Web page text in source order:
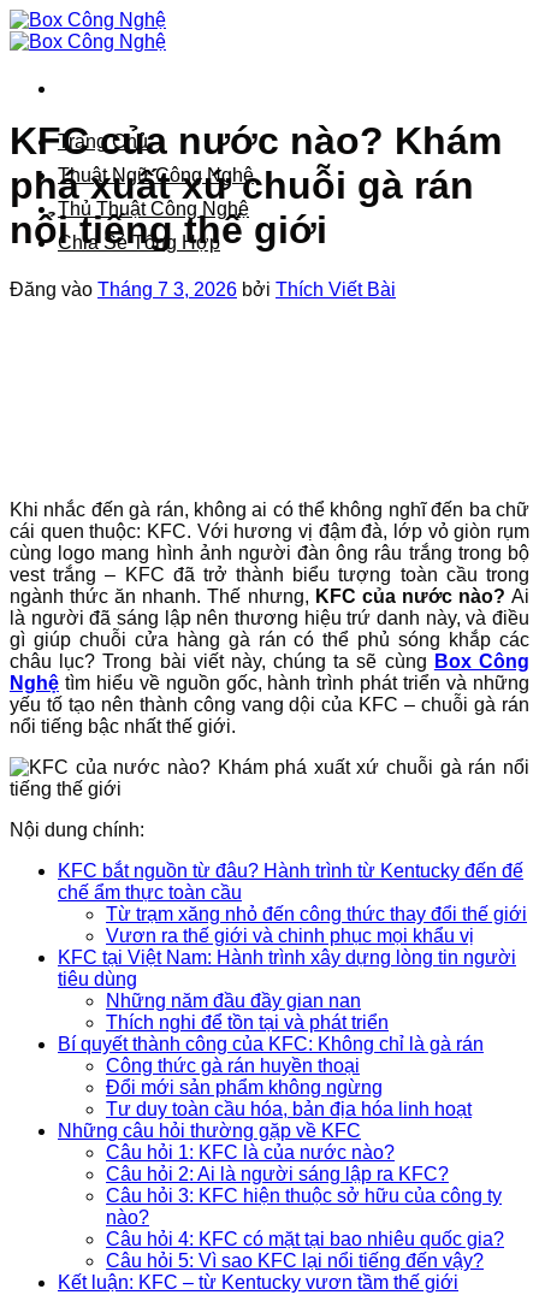
Bỏ
qua
dung
Trang Chủ
Thuật Ngữ Công Nghệ
Thủ Thuật Công Nghệ
Chia Sẻ Tổng Hợp
KFC của nước nào? Khám
phá xuất xứ chuỗi gà rán
nổi tiếng thế giới
Đăng vào Tháng 7 3, 2026 bởi Thích Viết Bài
Khi nhắc đến gà rán, không ai có thể không nghĩ đến ba chữ
cái quen thuộc: KFC. Với hương vị đậm đà, lớp vỏ giòn rụm
cùng logo mang hình ảnh người đàn ông râu trắng trong bộ
vest trắng – KFC đã trở thành biểu tượng toàn cầu trong
ngành thức ăn nhanh. Thế nhưng, KFC của nước nào? Ai
là người đã sáng lập nên thương hiệu trứ danh này, và điều
gì giúp chuỗi cửa hàng gà rán có thể phủ sóng khắp các
châu lục? Trong bài viết này, chúng ta sẽ cùng Box Công
Nghệ tìm hiểu về nguồn gốc, hành trình phát triển và những
yếu tố tạo nên thành công vang dội của KFC – chuỗi gà rán
nổi tiếng bậc nhất thế giới.
Nội dung chính:
KFC bắt nguồn từ đâu? Hành trình từ Kentucky đến đế
chế ẩm thực toàn cầu
Từ trạm xăng nhỏ đến công thức thay đổi thế giới
Vươn ra thế giới và chinh phục mọi khẩu vị
KFC tại Việt Nam: Hành trình xây dựng lòng tin người
tiêu dùng
Những năm đầu đầy gian nan
Thích nghi để tồn tại và phát triển
Bí quyết thành công của KFC: Không chỉ là gà rán
Công thức gà rán huyền thoại
Đổi mới sản phẩm không ngừng
Tư duy toàn cầu hóa, bản địa hóa linh hoạt
Những câu hỏi thường gặp về KFC
Câu hỏi 1: KFC là của nước nào?
Câu hỏi 2: Ai là người sáng lập ra KFC?
Câu hỏi 3: KFC hiện thuộc sở hữu của công ty
nào?
Câu hỏi 4: KFC có mặt tại bao nhiêu quốc gia?
Câu hỏi 5: Vì sao KFC lại nổi tiếng đến vậy?
Kết luận: KFC – từ Kentucky vươn tầm thế giới